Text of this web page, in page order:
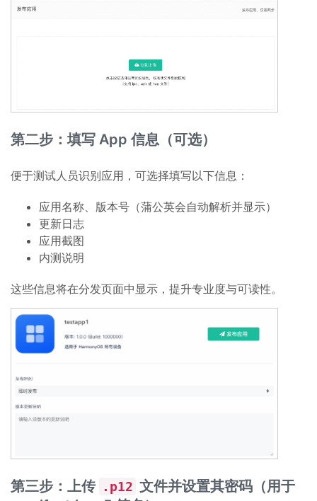
第二步：填写 App 信息（可选）
便于测试人员识别应用，可选择填写以下信息：
应用名称、版本号（蒲公英会自动解析并显示）
更新日志
应用截图
内测说明
这些信息将在分发页面中显示，提升专业度与可读性。
第三步：上传 .p12 文件并设置其密码（用于